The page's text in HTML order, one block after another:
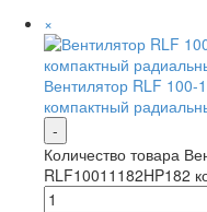
×
Вентилятор RLF 100-
компактный
Количество товара
RLF10011182HP182